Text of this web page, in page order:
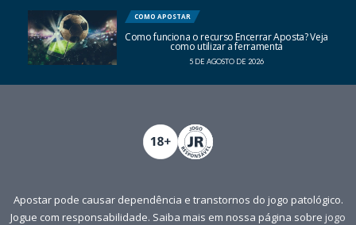
COMO APOSTAR
Como funciona o recurso Encerrar Aposta? Veja
como utilizar a ferramenta
5 DE AGOSTO DE 2026
Apostar pode causar dependência e transtornos do jogo patológico.
Jogue com responsabilidade. Saiba mais em nossa página sobre jogo